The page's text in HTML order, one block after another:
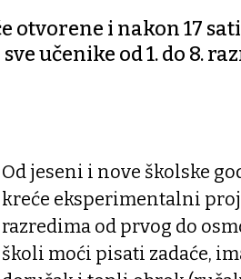
otvorene i nakon 17
učenike od 1. do 8.
Od jeseni i nove školske
kreće eksperimentalni
razredima od prvog do
školi moći pisati zadaće,